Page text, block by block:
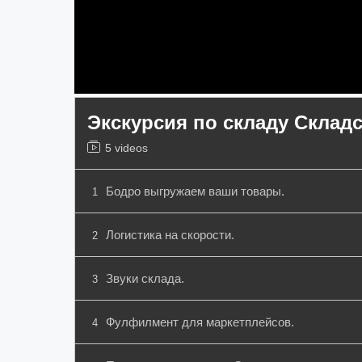
Экскурсия по складу
5 videos
1 Бодро выгружаем ваши товары.
2 Логистика на скорости.
3 Звуки склада.
4 Фулфилмент для маркетплейсов.